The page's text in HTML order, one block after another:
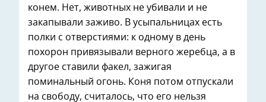
конем. Нет, животных не убивали и не
закапывали заживо. В усыпальницах есть
полки с отверстиями: к одному в день
похорон привязывали верного жеребца, а в
другое ставили факел, зажигая
поминальный огонь. Коня потом отпускали
на свободу, считалось, что его нельзя